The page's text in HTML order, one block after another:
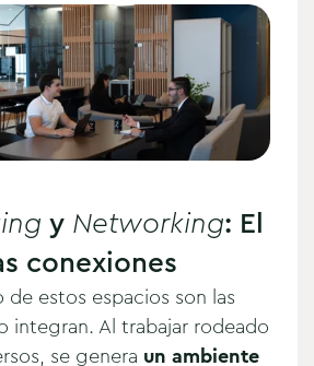
y Networking: El
conexiones
de estos espacios son las
integran. Al trabajar rodeado
se genera un ambiente